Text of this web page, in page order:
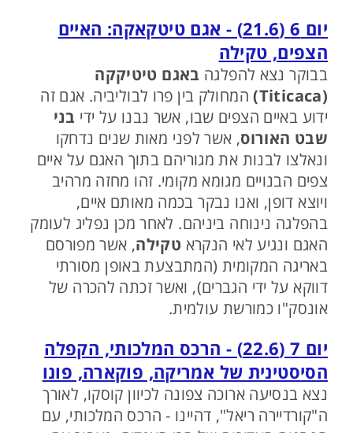
יום 6 (21.6) - אגם טיטקאקה: האיים
הצפים, טקילה
בבוקר נצא להפלגה באגם טיטיקקה
(Titicaca)
המחולק בין פרו לבוליביה. אגם זה
ידוע באיים הצפים שבו, אשר נבנו על ידי בני
שבט האורוס, אשר לפני מאות שנים נדחקו
ונאלצו לבנות את מגוריהם בתוך האגם על איים
צפים הבנויים מגומא מקומי. זהו מחזה מרהיב
ויוצא דופן, ואנו נבקר בכמה מאותם איים,
בהפלגה נינוחה ביניהם. לאחר מכן נפליג לעומק
האגם ונגיע לאי הנקרא טקילה, אשר מפורסם
באריגה המקומית (המתבצעת באופן מסורתי
דווקא על ידי הגברים), ואשר זכתה להכרה של
אונסק"ו כמורשת עולמית.
יום 7 (22.6) - הרכס המלכותי, הקפלה
הסיסטינית של אמריקה, פוקארה, פונו
נצא בנסיעה ארוכה צפונה לכיוון קוסקו, לאורך
ה"קורדיירה ריאל", דהיינו - הרכס המלכותי, עם